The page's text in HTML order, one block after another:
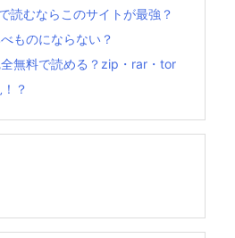
読むならこのサイトが最強？
ものにならない？
無料で読める？zip・rar・tor
？